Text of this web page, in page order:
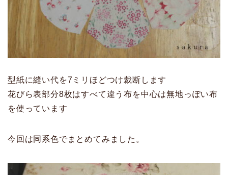
型紙に縫い代を7ミリほどつけ裁断します
花びら表部分8枚はすべて違う布を中心は無地っぽい布
を使っています
今回は同系色でまとめてみました。